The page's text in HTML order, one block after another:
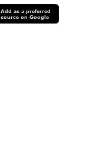
Add as a preferred
source on Google